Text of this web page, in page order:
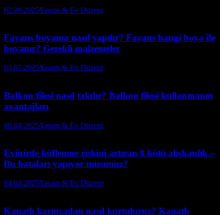
02.09.2025Yaşam & Ev Düzeni
Fayans boyama nasıl yapılır? Fayans hangi boya ile
boyanır? Gerekli malzemeler
03.07.2025Yaşam & Ev Düzeni
Balkon filesi nasıl takılır? Balkon filesi kullanmanın
avantajları
08.04.2025Yaşam & Ev Düzeni
Evinizde küflenme riskini artıran 8 kötü alışkanlık –
Bu hataları yapıyor musunuz?
04.04.2025Yaşam & Ev Düzeni
Kanatlı karıncadan nasıl kurtuluruz? Kanatlı